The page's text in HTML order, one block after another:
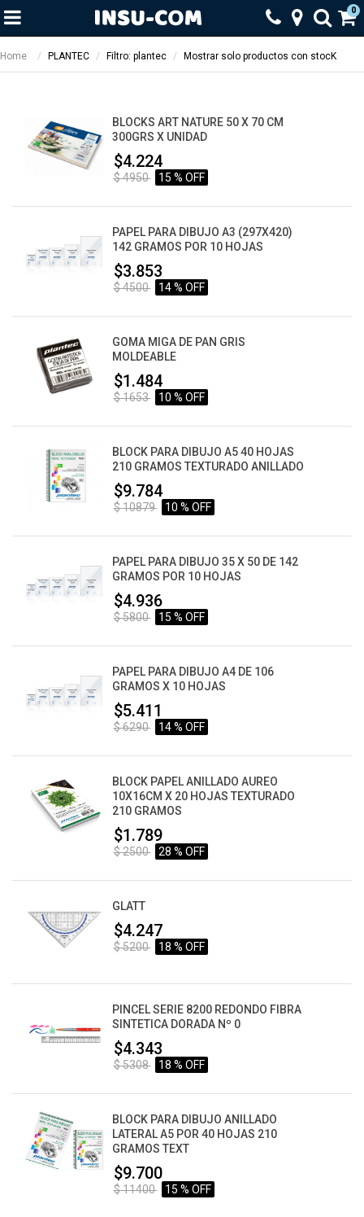
0
Home PLANTEC Filtro: plantec Mostrar solo productos con stocK
BLOCKS ART NATURE 50 X 70 CM
300GRS X UNIDAD
$4.224
$ 4950 15 % OFF
PAPEL PARA DIBUJO A3 (297X420)
142 GRAMOS POR 10 HOJAS
$3.853
$ 4500 14 % OFF
GOMA MIGA DE PAN GRIS
MOLDEABLE
$1.484
$ 1653 10 % OFF
BLOCK PARA DIBUJO A5 40 HOJAS
210 GRAMOS TEXTURADO ANILLADO
$9.784
$ 10879 10 % OFF
PAPEL PARA DIBUJO 35 X 50 DE 142
GRAMOS POR 10 HOJAS
$4.936
$ 5800 15 % OFF
PAPEL PARA DIBUJO A4 DE 106
GRAMOS X 10 HOJAS
$5.411
$ 6290 14 % OFF
BLOCK PAPEL ANILLADO AUREO
10X16CM X 20 HOJAS TEXTURADO
210 GRAMOS
$1.789
$ 2500 28 % OFF
GLATT
$4.247
$ 5200 18 % OFF
PINCEL SERIE 8200 REDONDO FIBRA
SINTETICA DORADA Nº 0
$4.343
$ 5308 18 % OFF
BLOCK PARA DIBUJO ANILLADO
LATERAL A5 POR 40 HOJAS 210
GRAMOS TEXT
$9.700
$ 11400 15 % OFF